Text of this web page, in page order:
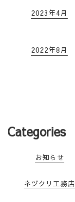
2023年4月
2022年8月
Categories
お知らせ
ネヅクリ工務店